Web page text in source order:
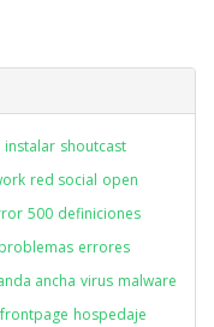
instalar shoutcast
red social open
500 definiciones
problemas errores
ancha virus malware
frontpage hospedaje